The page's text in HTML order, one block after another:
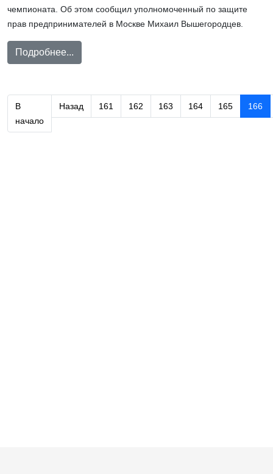
чемпионата. Об этом сообщил уполномоченный по защите
прав предпринимателей в Москве Михаил Вышегородцев.
Подробнее...
В
начало
Назад 161 162 163 164 165 166